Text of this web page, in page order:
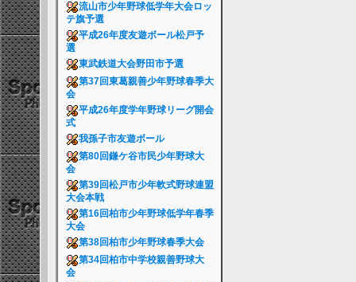
流山市少年野球低学年大会ロッ
テ旗予選
平成26年度友遊ボール松戸予
選
東武鉄道大会野田市予選
第37回東葛親善少年野球春季大
会
平成26年度学年野球リーグ開会
式
我孫子市友遊ボール
第80回鎌ケ谷市民少年野球大
会
第39回松戸市少年軟式野球連盟
大会本戦
第16回柏市少年野球低学年春季
大会
第38回柏市少年野球春季大会
第34回柏市中学校親善野球大
会